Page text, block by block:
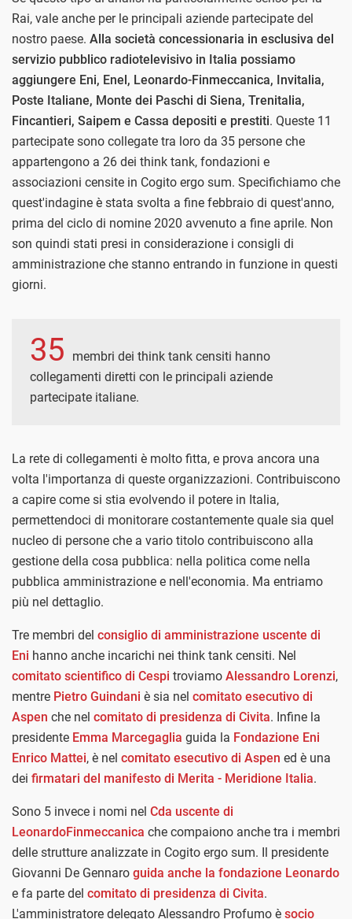
Rai, vale anche per le principali aziende partecipate del
nostro paese. Alla società concessionaria in esclusiva del
servizio pubblico radiotelevisivo in Italia possiamo
aggiungere Eni, Enel, Leonardo-Finmeccanica, Invitalia,
Poste Italiane, Monte dei Paschi di Siena, Trenitalia,
Fincantieri, Saipem e Cassa depositi e prestiti. Queste 11
partecipate sono collegate tra loro da 35 persone che
appartengono a 26 dei think tank, fondazioni e
associazioni censite in Cogito ergo sum. Specifichiamo che
quest'indagine è stata svolta a fine febbraio di quest'anno,
prima del ciclo di nomine 2020 avvenuto a fine aprile. Non
son quindi stati presi in considerazione i consigli di
amministrazione che stanno entrando in funzione in questi
giorni.
35
membri dei think tank censiti hanno
collegamenti diretti con le principali aziende
partecipate italiane.
La rete di collegamenti è molto fitta, e prova ancora una
volta l'importanza di queste organizzazioni. Contribuiscono
a capire come si stia evolvendo il potere in Italia,
permettendoci di monitorare costantemente quale sia quel
nucleo di persone che a vario titolo contribuiscono alla
gestione della cosa pubblica: nella politica come nella
pubblica amministrazione e nell'economia. Ma entriamo
più nel dettaglio.
Tre membri del consiglio di amministrazione uscente di
Eni hanno anche incarichi nei think tank censiti. Nel
comitato scientifico di Cespi troviamo Alessandro Lorenzi,
mentre Pietro Guindani è sia nel comitato esecutivo di
Aspen che nel comitato di presidenza di Civita. Infine la
presidente Emma Marcegaglia guida la Fondazione Eni
Enrico Mattei, è nel comitato esecutivo di Aspen ed è una
dei firmatari del manifesto di Merita - Meridione Italia.
Sono 5 invece i nomi nel Cda uscente di
LeonardoFinmeccanica che compaiono anche tra i membri
delle strutture analizzate in Cogito ergo sum. Il presidente
Giovanni De Gennaro guida anche la fondazione Leonardo
e fa parte del comitato di presidenza di Civita.
L'amministratore delegato Alessandro Profumo è socio